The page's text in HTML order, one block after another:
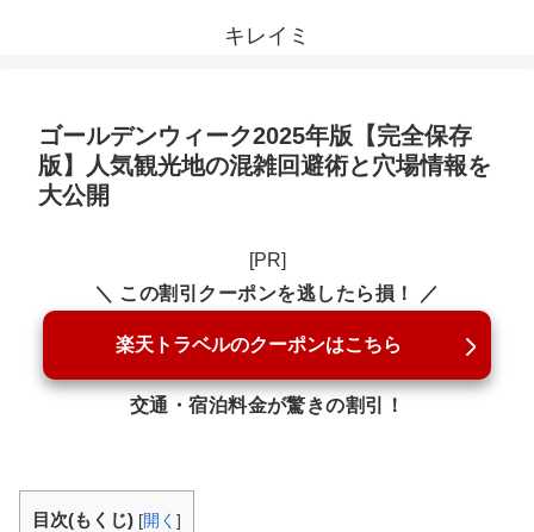
キレイミ
ゴールデンウィーク2025年版【完全保存
版】人気観光地の混雑回避術と穴場情報を
大公開
[PR]
＼ この割引クーポンを逃したら損！ ／
楽天トラベルのクーポンはこちら
交通・宿泊料金が驚きの割引！
目次(もくじ) [開く ]